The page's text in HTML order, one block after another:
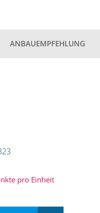
ANBAUEMPFEHLUNG
pro Einheit